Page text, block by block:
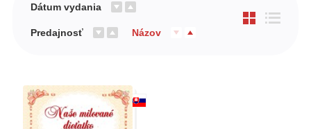
Predškoláci
Výchova a pedagogika
Všetky kategórie
Dátum vydania
Predajnosť Názov